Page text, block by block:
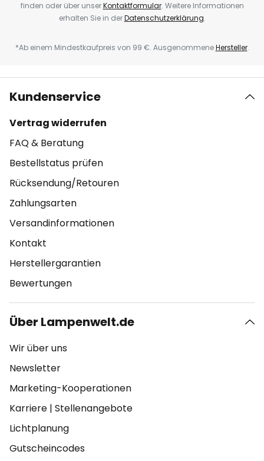
finden oder über unserKontaktformular. Weitere Informationen
erhalten Sie in derDatenschutzerklärung.
*Ab einem Mindestkaufpreis von 99 €. AusgenommeneHersteller.
Kundenservice
Vertrag widerrufen
FAQ & Beratung
Bestellstatus prüfen
Rücksendung/Retouren
Zahlungsarten
Versandinformationen
Kontakt
Herstellergarantien
Bewertungen
Über Lampenwelt.de
Wir über uns
Newsletter
Marketing-Kooperationen
Karriere | Stellenangebote
Lichtplanung
Gutscheincodes